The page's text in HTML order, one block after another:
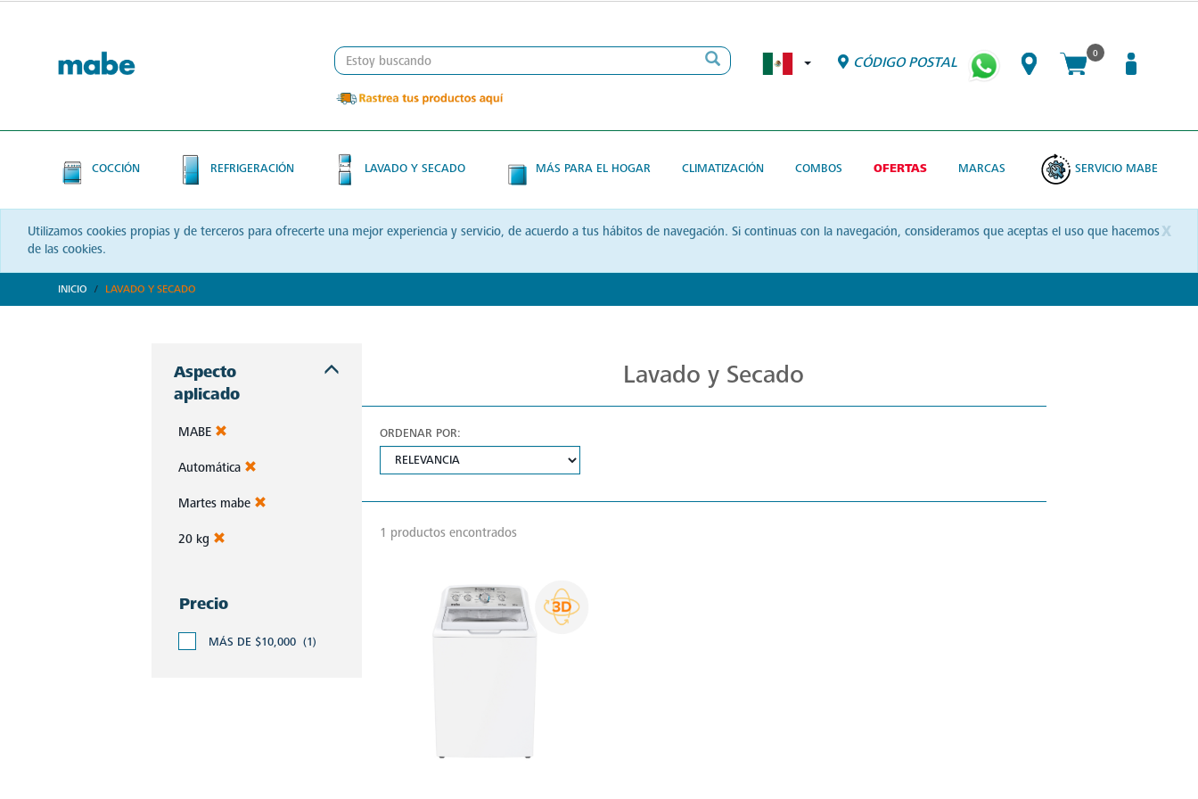
CÓDIGO POSTAL
0
COCCIÓN REFRIGERACIÓN LAVADO Y SECADO MÁS PARA EL HOGAR CLIMATIZACIÓN COMBOS OFERTAS MARCAS SERVICIO MABE
x
Utilizamos cookies propias y de terceros para ofrecerte una mejor experiencia y servicio, de acuerdo a tus hábitos de navegación. Si continuas con la navegación, consideramos que aceptas el uso que hacemos
de las cookies.
INICIO LAVADO Y SECADO
Aspecto
aplicado
MABE
Automática
Martes mabe
20 kg
Precio
MÁS DE $10,000 (1)
Lavado y Secado
ORDENAR POR:
1 productos encontrados